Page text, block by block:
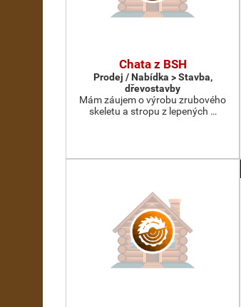
Chata z BSH
Prodej / Nabídka > Stavba,
dřevostavby
Mám záujem o výrobu zrubového
skeletu a stropu z lepených …